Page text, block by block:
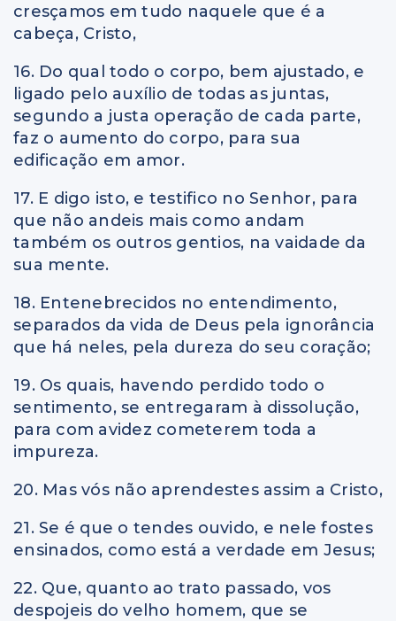
cresçamos em tudo naquele que é a
cabeça, Cristo,
16. Do qual todo o corpo, bem ajustado, e
ligado pelo auxílio de todas as juntas,
segundo a justa operação de cada parte,
faz o aumento do corpo, para sua
edificação em amor.
17. E digo isto, e testifico no Senhor, para
que não andeis mais como andam
também os outros gentios, na vaidade da
sua mente.
18. Entenebrecidos no entendimento,
separados da vida de Deus pela ignorância
que há neles, pela dureza do seu coração;
19. Os quais, havendo perdido todo o
sentimento, se entregaram à dissolução,
para com avidez cometerem toda a
impureza.
20. Mas vós não aprendestes assim a Cristo,
21. Se é que o tendes ouvido, e nele fostes
ensinados, como está a verdade em Jesus;
22. Que, quanto ao trato passado, vos
despojeis do velho homem, que se